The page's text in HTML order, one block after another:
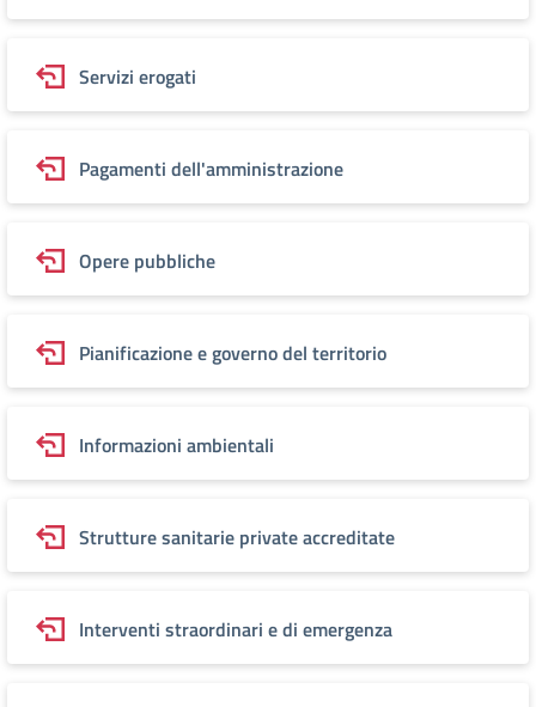
Servizi erogati
Pagamenti dell'amministrazione
Opere pubbliche
Pianificazione e governo del territorio
Informazioni ambientali
Strutture sanitarie private accreditate
Interventi straordinari e di emergenza